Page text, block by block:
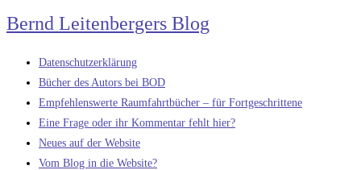
Zum
Inhalt
springen
Bernd Leitenbergers Blog
Datenschutzerklärung
Bücher des Autors bei BOD
Empfehlenswerte Raumfahrtbücher – für Fortgeschrittene
Eine Frage oder ihr Kommentar fehlt hier?
Neues auf der Website
Vom Blog in die Website?